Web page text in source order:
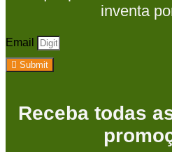
inventa
Email
Submit
Receba todas